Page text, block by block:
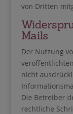
von Dritten
Mails
Der Nutzung
nicht
Die Betreiber
rechtliche